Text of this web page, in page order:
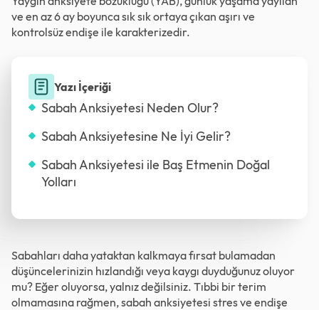
ve en az 6 ay boyunca sık sık ortaya çıkan aşırı ve
kontrolsüz endişe ile karakterizedir.
Yazı İçeriği
Sabah Anksiyetesi Neden Olur?
Sabah Anksiyetesine Ne İyi Gelir?
Sabah Anksiyetesi ile Baş Etmenin Doğal
Yolları
Sabahları daha yataktan kalkmaya fırsat bulamadan
düşüncelerinizin hızlandığı veya kaygı duyduğunuz oluyor
mu? Eğer oluyorsa, yalnız değilsiniz. Tıbbi bir terim
olmamasına rağmen, sabah anksiyetesi stres ve endişe